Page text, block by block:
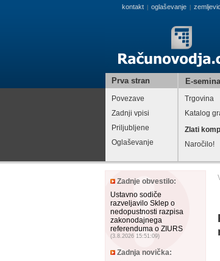
kontakt oglaševanje
Prva stran E-
Povezave
Zadnji vpisi
Priljubljene
Oglaševanje
Trgovina
Katalog
Zlati
Naročilo!
Zadnje obvestilo:
Ustavno sodiče
razveljavilo Sklep o
nedopustnosti razpisa
zakonodajnega
referenduma o ZIURS
(3.8.2026 15:51:09)
Zadnja novička: